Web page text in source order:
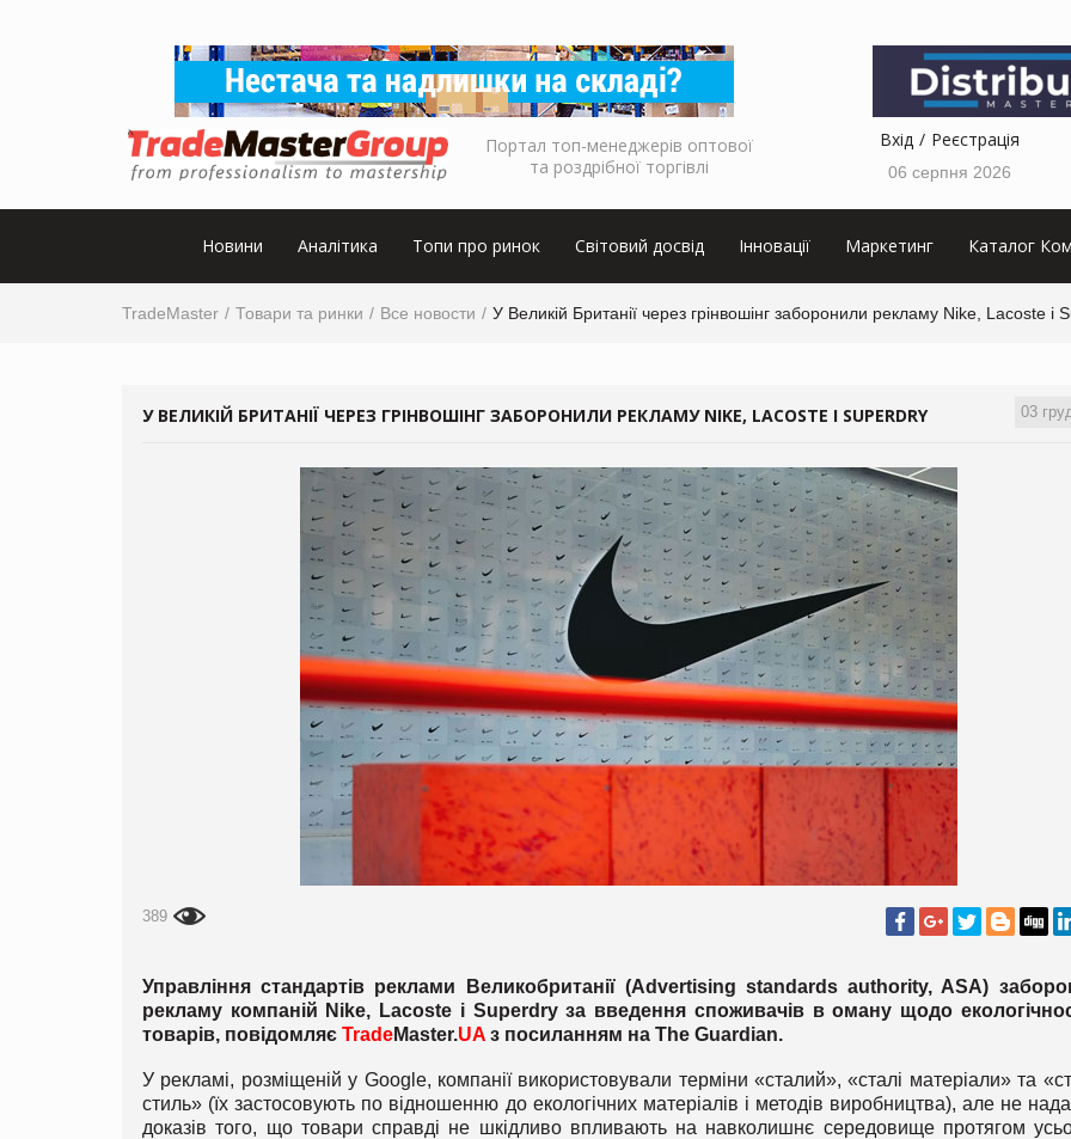
Портал топ-менеджерів оптової
та роздрібної торгівлі
Вхід Реєстрація
06 серпня 2026
Новини Аналітика Топи про ринок Світовий досвід Інновації Маркетинг Каталог
TradeMaster Товари та ринки Все новости У Великій Британії через грінвошінг заборонили рекламу Nike, Lacoste і
03
У ВЕЛИКІЙ БРИТАНІЇ ЧЕРЕЗ ГРІНВОШІНГ ЗАБОРОНИЛИ РЕКЛАМУ NIKE, LACOSTE І SUPERDRY
389
Управління стандартів реклами Великобританії (Advertising standards authority, ASA)
рекламу компаній Nike, Lacoste і Superdry за введення споживачів в оману щодо
товарів, повідомляє TradeMaster.UA з посиланням на The Guardian.
У рекламі, розміщеній у Google, компанії використовували терміни «сталий», «сталі матеріали» та
стиль» (їх застосовують по відношенню до екологічних матеріалів і методів виробництва), але не
доказів того, що товари справді не шкідливо впливають на навколишнє середовище протягом